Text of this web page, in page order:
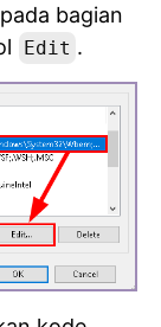
bagian
Edit .